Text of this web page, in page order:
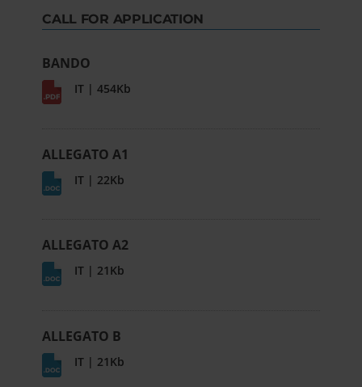
CALL FOR APPLICATION
BANDO
IT | 454Kb
ALLEGATO A1
IT | 22Kb
ALLEGATO A2
IT | 21Kb
ALLEGATO B
IT | 21Kb